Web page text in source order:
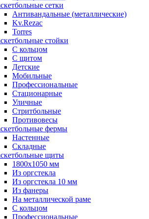
сетки
Антивандальные (металлические)
Kv.Rezac
Torres
стойки
С кольцом
С щитом
Детские
Мобильные
Профессиональные
Стационарные
Уличные
Стритбольные
Противовесы
фермы
Настенные
Складные
щиты
1800х1050 мм
Из оргстекла
Из оргстекла 10 мм
Из фанеры
На металлической раме
С кольцом
Профессиональные